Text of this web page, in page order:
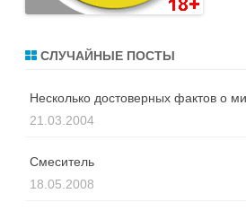
СЛУЧАЙНЫЕ ПОСТЫ
Несколько достоверных фактов о
21.03.2004
Смеситель
18.05.2008